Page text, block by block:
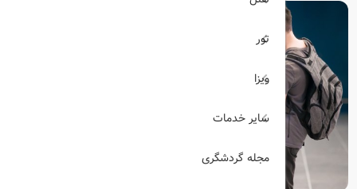
تور
ویزا
سایر خدمات
مجله گردشگری